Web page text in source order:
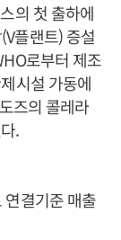
의 첫 출하에
플랜트) 증설
로부터 제조
시설 가동에
즈의 콜레라
.
결기준 매출